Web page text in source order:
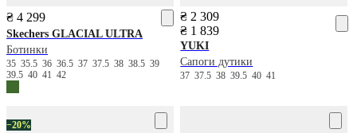
₴ 4 299
Skechers GLACIAL ULTRA
Ботинки
35 35.5 36 36.5 37 37.5 38 38.5 39
39.5 40 41 42
₴ 2 309
₴ 1 839
YUKI
Сапоги дутики
3737.53839.54041
−20%